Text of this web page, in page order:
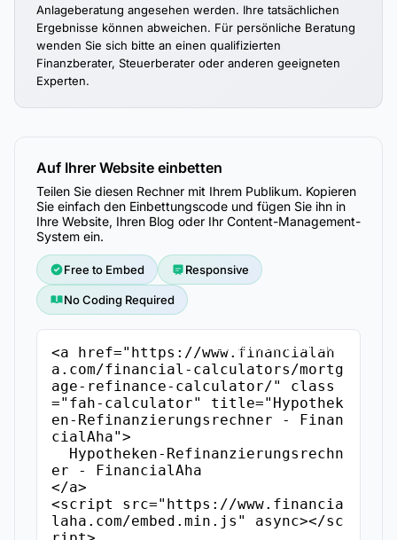
Anlageberatung angesehen werden. Ihre tatsächlichen
Ergebnisse können abweichen. Für persönliche Beratung
wenden Sie sich bitte an einen qualifizierten
Finanzberater, Steuerberater oder anderen geeigneten
Experten.
Auf Ihrer Website einbetten
Teilen Sie diesen Rechner mit Ihrem Publikum. Kopieren
Sie einfach den Einbettungscode und fügen Sie ihn in
Ihre Website, Ihren Blog oder Ihr Content-Management-
System ein.
Free to Embed Responsive
No Coding Required
<a href="https://www.financialah
a.com/financial-calculators/mortg
age-refinance-calculator/" class
="fah-calculator" title="Hypothek
en-Refinanzierungsrechner - Finan
cialAha">
er - FinancialAha
</a>
<script src="https://www.financia
laha.com/embed.min.js" async></sc
Einbettungscode kopieren